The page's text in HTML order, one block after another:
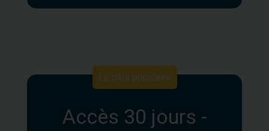
Le plus populaire
Accès 30 jours -